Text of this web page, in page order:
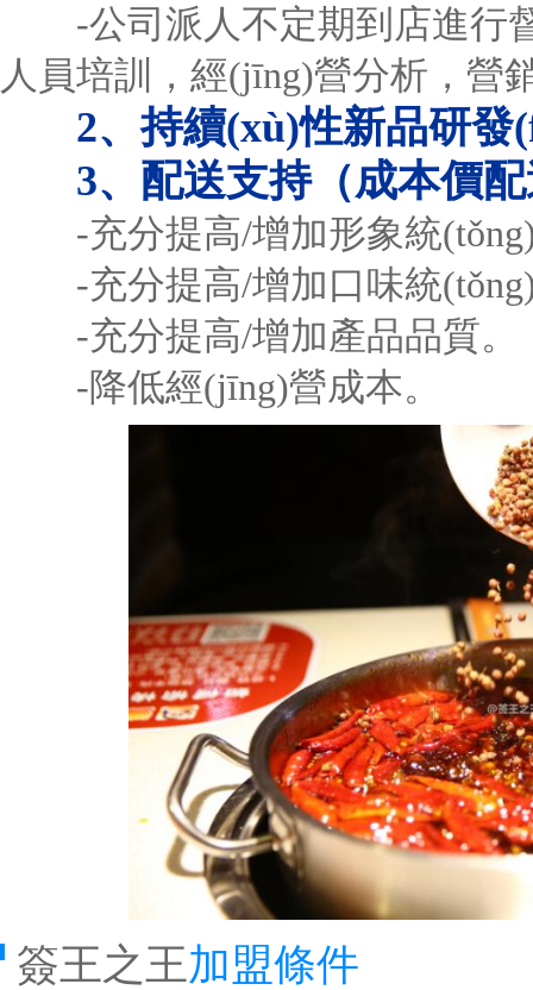
-公司派人不定期到店進行
人員培訓，經(jīng)營分析，營
2、持續(xù)性新品研
3、配送支持（成本價
-充分提高/增加形象統
-充分提高/增加口味統
-充分提高/增加產品品質。
-降低經(jīng)營成本。
簽王之王加盟條件